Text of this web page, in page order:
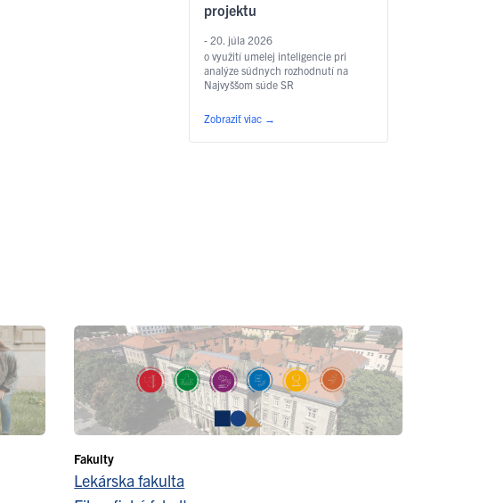
projektu
- 20. júla 2026
o využití umelej inteligencie pri
analýze súdnych rozhodnutí na
Najvyššom súde SR
Zobraziť viac →
Fakulty
Lekárska fakulta